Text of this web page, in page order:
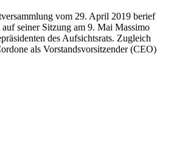
vom 29. April 2019 berief
seiner Sitzung am 9. Mai Massimo
des Aufsichtsrats. Zugleich
als Vorstandsvorsitzender (CEO)